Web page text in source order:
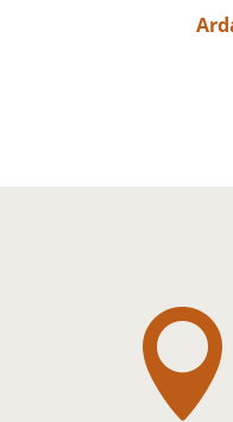
